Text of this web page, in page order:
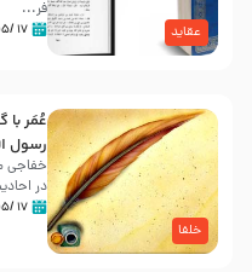
عقاید
فر...
۱۷ /۰۵/ ۱۴۰۵
خلفا
عُمَر با
رسول
در
۱۷ /۰۵/ ۱۴۰۵